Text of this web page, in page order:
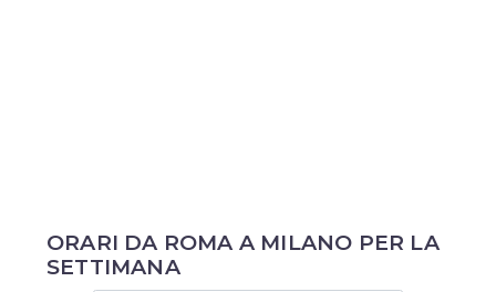
ORARI DA ROMA A MILANO PER LA
SETTIMANA